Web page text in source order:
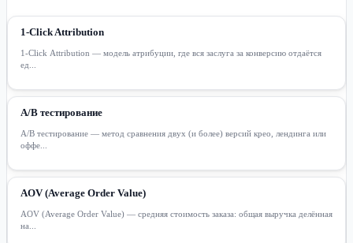
1-Click Attribution
1-Click Attribution — модель атрибуции, где вся заслуга за конверсию отдаётся
ед...
A/B тестирование
A/B тестирование — метод сравнения двух (и более) версий крео, лендинга или
оффе...
AOV (Average Order Value)
AOV (Average Order Value) — средняя стоимость заказа: общая выручка делённая
на...